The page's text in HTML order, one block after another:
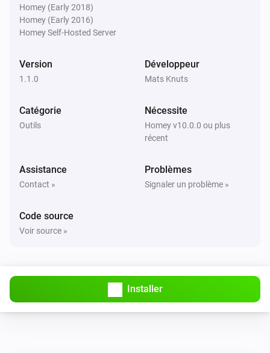
Homey (Early 2018)
Homey (Early 2016)
Homey Self-Hosted Server
Version
1.1.0
Développeur
Mats Knuts
Catégorie
Outils
Nécessite
Homey v10.0.0 ou plus
récent
Assistance
Contact »
Problèmes
Signaler un problème »
Code source
Voir source »
Installer